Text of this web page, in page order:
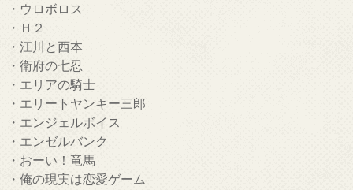
・ウロボロス
・Ｈ２
・江川と西本
・衛府の七忍
・エリアの騎士
・エリートヤンキー三郎
・エンジェルボイス
・エンゼルバンク
・おーい！竜馬
・俺の現実は恋愛ゲーム